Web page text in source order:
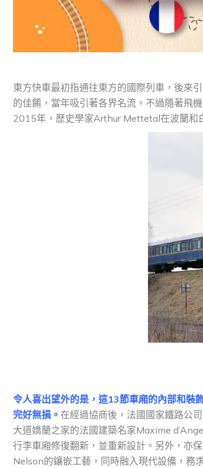
東方快車最初指通往東方的國際列車，後來
的佳餚，當年吸引著各界名流。不過隨著飛
2015年，歷史學家Arthur Mettetal在波蘭和
令人喜出望外的是，這13節車廂的內部和裝
完好無損。 在經過協商後，法國國家鐵路公
大道嬌蘭之家的法國建築名家Maxime
行李車廂修復翻新，並重新設計。另外，亦
Nelson的鑲嵌工藝，同時融入現代設備，務